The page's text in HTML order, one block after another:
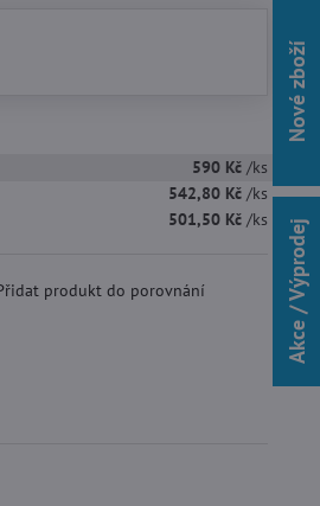
590 Kč /ks
542,80 Kč /ks
501,50 Kč /ks Akce / Výprodej
Nové zboží